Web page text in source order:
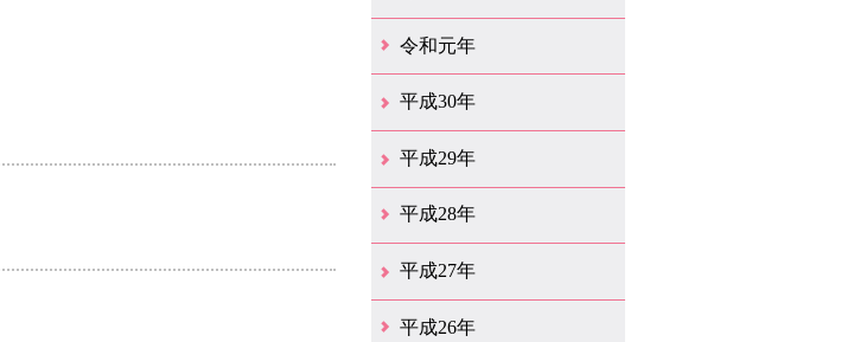
12月（39）
11月（18）
10月（25）
9月（20）
8月（31）
7月（28）
6月（41）
5月（36）
4月（49）
3月（68）
2月（38）
1月（12）
令和元年
12月（19）
11月（19）
10月（32）
9月（22）
8月（15）
7月（18）
6月（24）
5月（11）
4月（41）
3月（19）
2月（10）
1月（8）
平成30年
12月（15）
11月（11）
10月（17）
9月（14）
8月（11）
7月（41）
6月（12）
5月（13）
4月（21）
3月（35）
2月（12）
1月（11）
平成29年
12月（12）
11月（11）
10月（16）
9月（19）
8月（15）
7月（19）
6月（4）
5月（9）
4月（6）
3月（9）
2月（1）
1月（4）
平成28年
12月（6）
11月（7）
10月（10）
9月（11）
8月（5）
7月（10）
6月（9）
5月（8）
4月（20）
3月（31）
2月（11）
1月（6）
平成27年
12月（15）
11月（9）
10月（6）
9月（9）
8月（3）
7月（10）
6月（14）
5月（10）
4月（23）
3月（29）
2月（17）
1月（9）
平成26年